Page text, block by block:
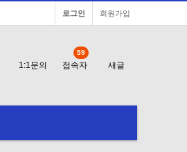
회원가입
로그인
1:1문의 접속자
59
새글